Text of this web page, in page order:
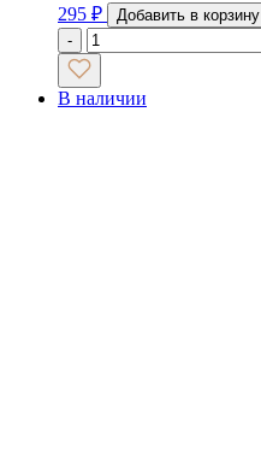
295 ₽
Добавить в корзину
-
В наличии